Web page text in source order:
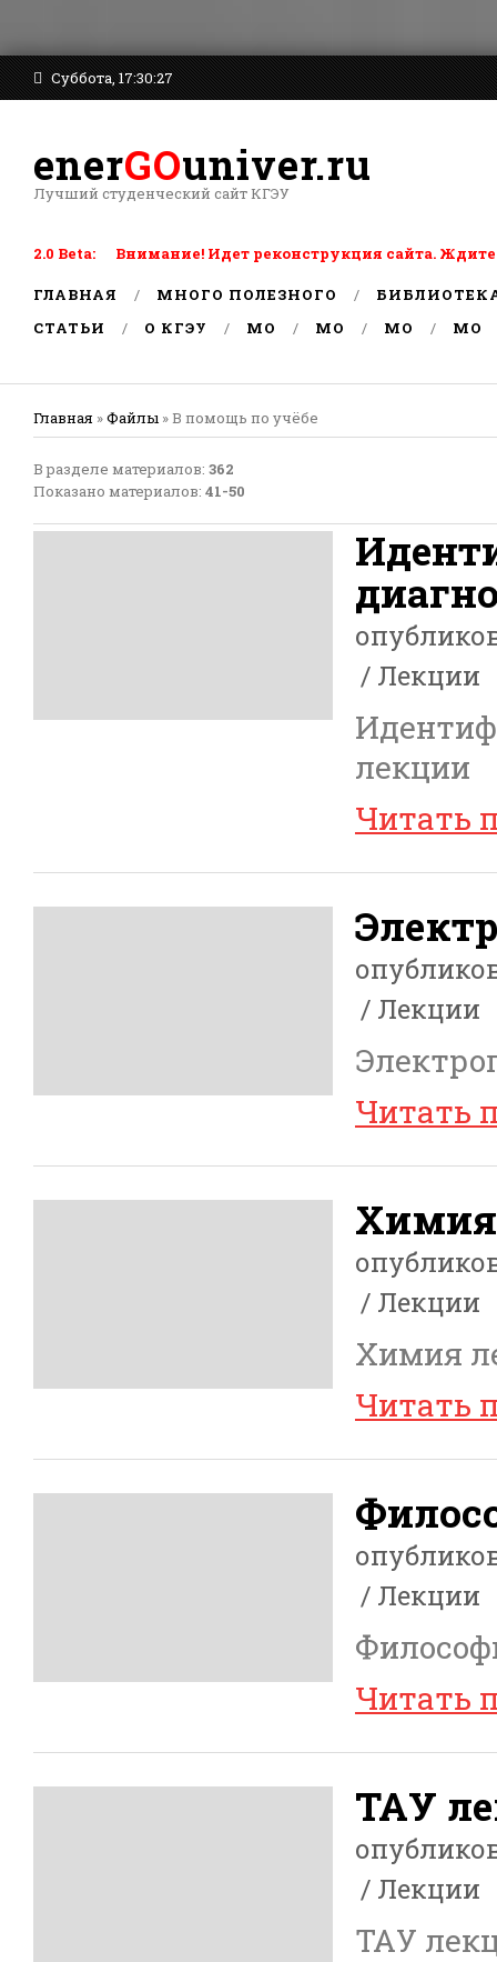
Суббота, 17:30:27
enerGOuniver.ru
Лучший студенческий сайт КГЭУ
2.0 Beta: Внимание! Идет реконструкция сайта. Ждите
ГЛАВНАЯ МНОГО ПОЛЕЗНОГО
СТАТЬИ
О КГЭУ MO MO MO MO
Главная »Файлы » В помощь по учёбе
В разделе материалов: 362
Показано материалов: 41-50
Лекции
лекции
Читать
Лекции
Читать
Лекции
Химия
Читать
Лекции
Читать
ТАУ
Лекции
ТАУ